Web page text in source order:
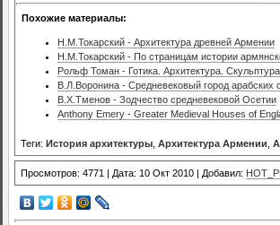
Похожие материалы:
Н.М.Токарский - Архитектура древней Армении
Н.М.Токарский - По страницам истории
Рольф Томан - Готика. Архитектура.
В.Л.Воронина - Средневековый город арабских
В.Х.Тменов - Зодчество средневековой Осетии
Anthony Emery - Greater Medieval Houses of
Теги: История архитектуры Архитектура Армении
Просмотров: 4771 | Дата: 10 Окт 2010 | Добавил: